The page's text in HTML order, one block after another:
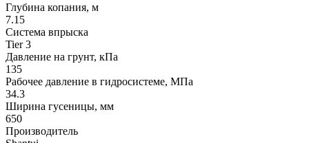
Глубина копания, м
7.15
Система впрыска
Tier 3
Давление на грунт, кПа
135
Рабочее давление в гидросистеме, МПа
34.3
Ширина гусеницы, мм
650
Производитель